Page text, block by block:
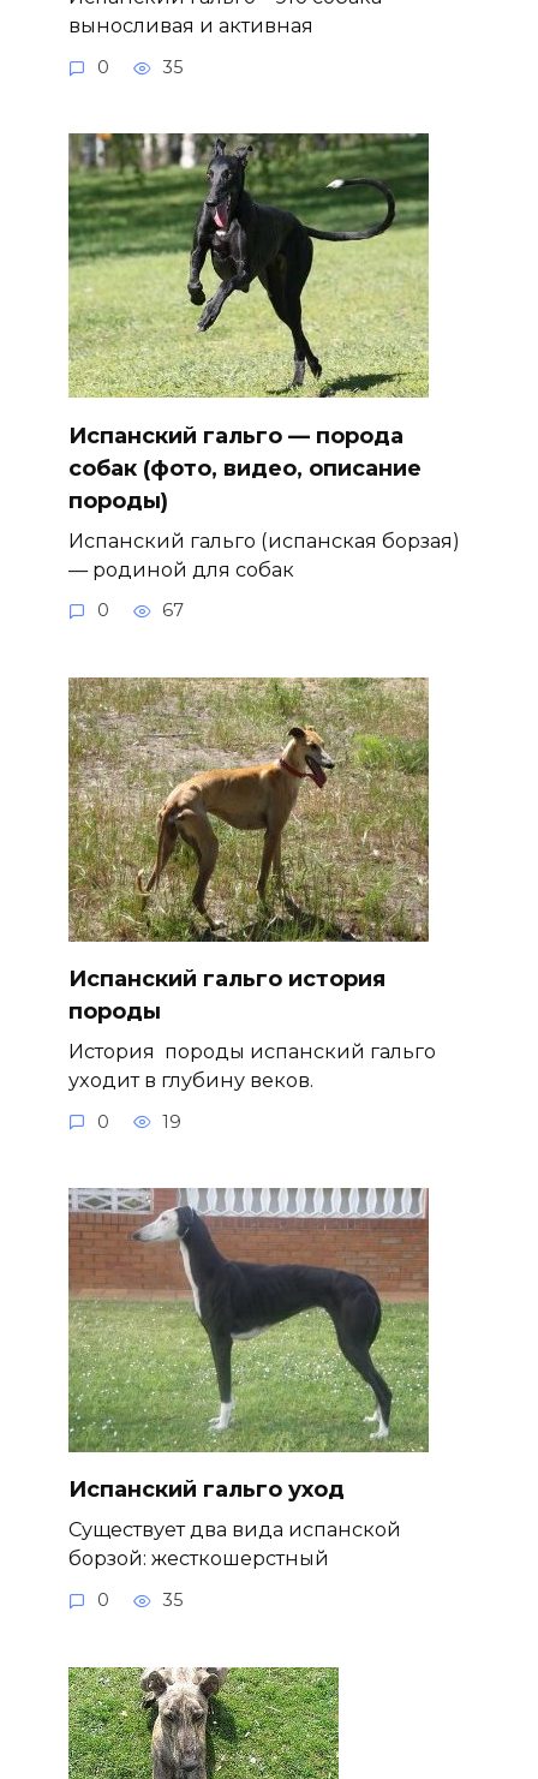
выносливая и активная
0 35
Испанский гальго — порода
собак (фото, видео, описание
породы)
Испанский гальго (испанская борзая)
— родиной для собак
0 67
Испанский гальго история
породы
История породы испанский гальго
уходит в глубину веков.
0 19
Испанский гальго уход
Существует два вида испанской
борзой: жесткошерстный
0 35